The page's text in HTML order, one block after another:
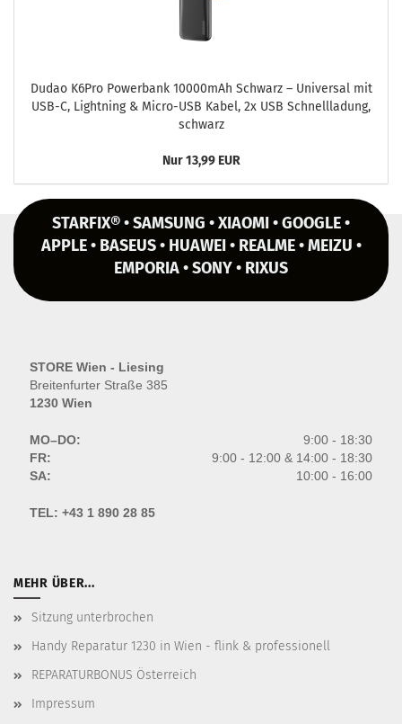
Dudao K6Pro Power­bank 10000mAh Schwarz – Uni­ver­sal mit
USB-C, Light­ning & Micro-​USB Kabel, 2x USB Schnell­la­dung,
schwarz
Nur 13,99 EUR
STARFIX® • SAMSUNG • XIAOMI • GOOGLE •
APPLE • BASEUS • HUAWEI • REALME • MEIZU •
EMPORIA • SONY • RIXUS
STORE Wien - Liesing
Breitenfurter Straße 385
1230 Wien
MO–DO:
9:00 - 18:30
FR:
9:00 - 12:00 & 14:00 - 18:30
SA:
10:00 - 16:00
TEL: +43 1 890 28 85
MEHR ÜBER...
Sitzung unterbrochen
Handy Reparatur 1230 in Wien - flink & professionell
REPARATURBONUS Österreich
Impressum